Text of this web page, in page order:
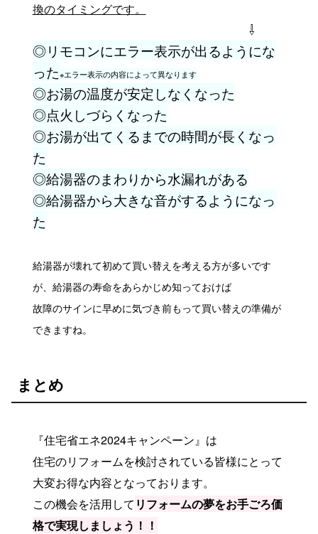
換のタイミングです。
⇩
◎リモコンにエラー表示が出るようにな
った※エラー表示の内容によって異なります
◎お湯の温度が安定しなくなった
◎点火しづらくなった
◎お湯が出てくるまでの時間が長くなっ
た
◎給湯器のまわりから水漏れがある
◎給湯器から大きな音がするようになっ
た
給湯器が壊れて初めて買い替えを考える方が多いです
が、給湯器の寿命をあらかじめ知っておけば
故障のサインに早めに気づき前もって買い替えの準備が
できますね。
まとめ
『住宅省エネ2024キャンペーン』は
住宅のリフォームを検討されている皆様にとって
大変お得な内容となっております。
この機会を活用して リフォームの夢をお手ごろ価
格で実現しましょう！！